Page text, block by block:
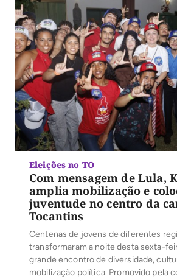
Eleições no TO
Com mensagem de Lula,
amplia mobilização e
juventude no centro da
Tocantins
Centenas de jovens de diferentes
transformaram a noite desta sexta-
grande encontro de diversidade,
mobilização política. Promovido pela